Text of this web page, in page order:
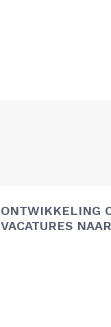
ONTWIKKELING
VACATURES